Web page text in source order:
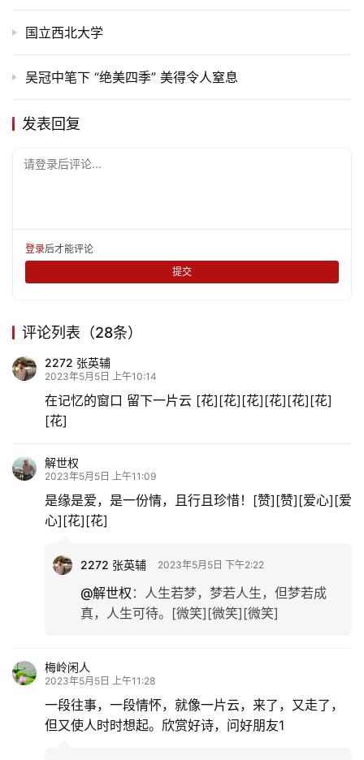
国立西北大学
吴冠中笔下 “绝美四季” 美得令人窒息
发表回复
请登录后评论...
登录后才能评论
提交
评论列表（28条）
2272 张英辅
2023年5月5日 上午10:14
在记忆的窗口 留下一片云 [花][花][花][花][花][花]
[花]
解世权
2023年5月5日 上午11:09
是缘是爱，是一份情，且行且珍惜！[赞][赞][爱心][爱
心][花][花]
2272 张英辅 2023年5月5日 下午2:22
@解世权 ： 人生若梦，梦若人生，但梦若成
真，人生可待。[微笑][微笑][微笑]
梅岭闲人
2023年5月5日 上午11:28
一段往事，一段情怀，就像一片云，来了，又走了，
但又使人时时想起。欣赏好诗，问好朋友1